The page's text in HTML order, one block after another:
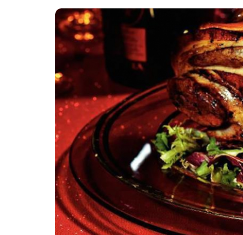
Мясо по-французьки
Шинка
Рецепти із фаршу